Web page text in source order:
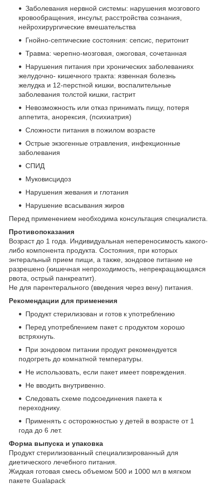
Заболевания нервной системы: нарушения мозгового
кровообращения, инсульт, расстройства сознания,
нейрохирургические вмешательства
Гнойно-септические состояния: сепсис, перитонит
Травма: черепно-мозговая, ожоговая, сочетанная
Нарушения питания при хронических заболеваниях
желудочно- кишечного тракта: язвенная болезнь
желудка и 12-перстной кишки, воспалительные
заболевания толстой кишки, гастрит
Невозможность или отказ принимать пищу, потеря
аппетита, анорексия, (психиатрия)
Сложности питания в пожилом возрасте
Острые экзогенные отравления, инфекционные
заболевания
СПИД
Муковисцидоз
Нарушения жевания и глотания
Нарушение всасывания жиров
Перед применением необходима консультация специалиста.
Противопоказания
Возраст до 1 года. Индивидуальная непереносимость какого-
либо компонента продукта. Состояния, при которых
энтеральный прием пищи, а также, зондовое питание не
разрешено (кишечная непроходимость, непрекращающаяся
рвота, острый панкреатит).
Не для парентерального (введения через вену) питания.
Рекомендации для применения
Продукт стерилизован и готов к употреблению
Перед употреблением пакет с продуктом хорошо
встряхнуть.
При зондовом питании продукт рекомендуется
подогреть до комнатной температуры.
Не использовать, если пакет имеет повреждения.
Не вводить внутривенно.
Следовать схеме подсоединения пакета к
переходнику.
Применять с осторожностью у детей в возрасте от 1
года до 6 лет.
Форма выпуска и упаковка
Продукт стерилизованный специализированный для
диетического лечебного питания.
Жидкая готовая смесь объемом 500 и 1000 мл в мягком
пакете Gualapack